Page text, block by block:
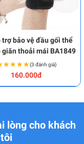
trợ bảo vệ đầu gối thể
giãn thoải mái BA1849
(3 đánh giá)
160.000đ
lòng cho khách